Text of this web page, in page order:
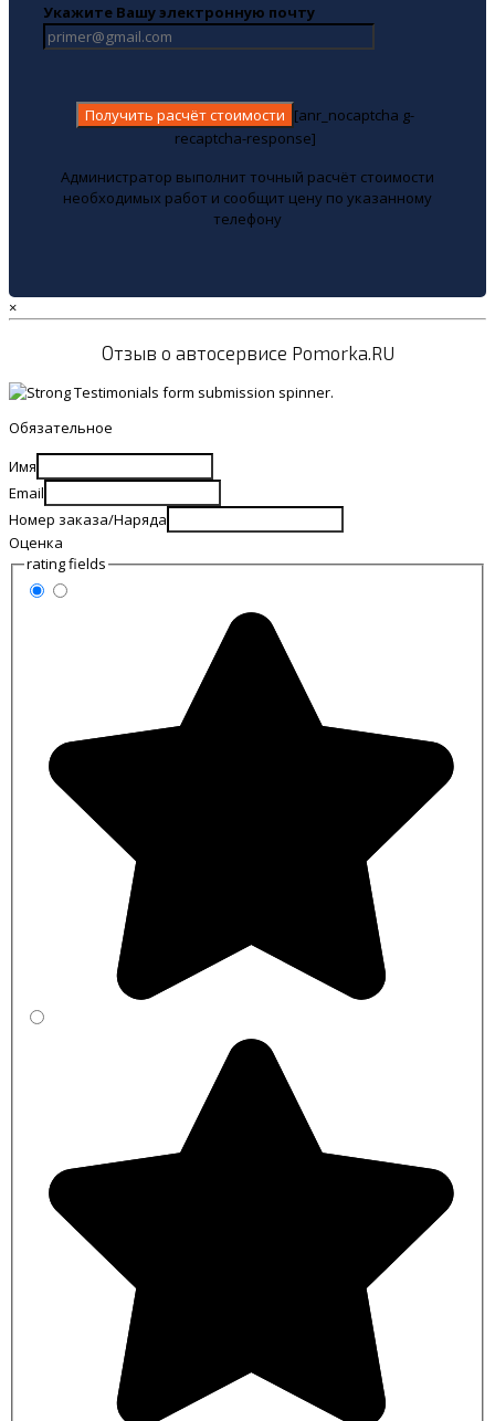
Укажите Вашу электронную почту
[anr_nocaptcha g-
recaptcha-response]
Администратор выполнит точный расчёт стоимости
необходимых работ и сообщит цену по указанному
телефону
×
Отзыв о автосервисе Pomorka.RU
Обязательное
Имя
Email
Номер заказа/Наряда
Оценка
rating fields